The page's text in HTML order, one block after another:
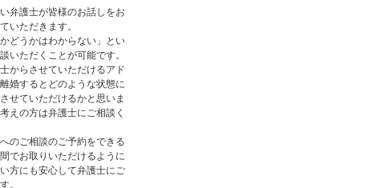
弁護士が皆様のお話しをお
いただきます。
どうかはわからない」とい
いただくことが可能です。
からさせていただけるアド
婚するとどのような状態に
せていただけるかと思いま
えの方は弁護士にご相談く
のご相談のご予約をできる
でお取りいただけるように
方にも安心して弁護士にご
。